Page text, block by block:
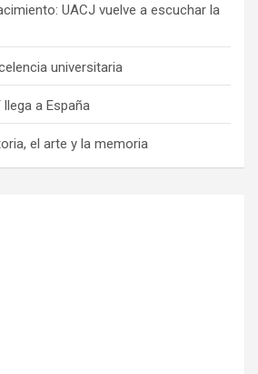
UACJ vuelve a escuchar la
universitaria
a España
el arte y la memoria